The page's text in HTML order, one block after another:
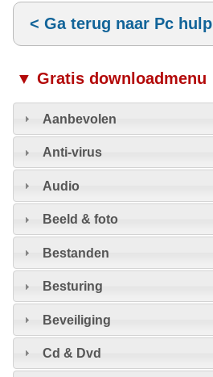
< Ga terug naar Pc hulp
▼ Gratis downloadmenu
Aanbevolen
Anti-virus
Audio
Beeld & foto
Bestanden
Besturing
Beveiliging
Cd & Dvd